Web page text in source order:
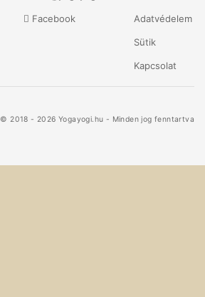
Facebook Adatvédelem
Sütik
Kapcsolat
© 2018 - 2026 Yogayogi.hu - Minden jog fenntartva